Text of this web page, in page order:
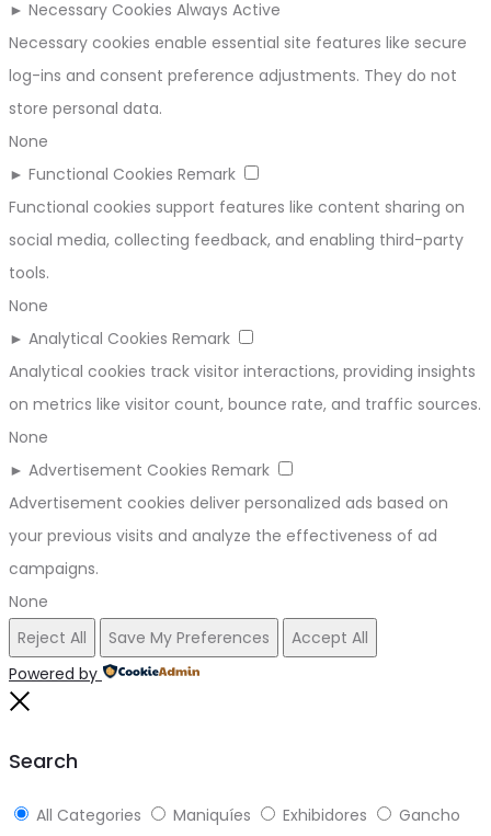
► Necessary Cookies Always Active
Necessary cookies enable essential site features like secure
log-ins and consent preference adjustments. They do not
store personal data.
None
► Functional Cookies Remark
Functional cookies support features like content sharing on
social media, collecting feedback, and enabling third-party
tools.
None
► Analytical Cookies Remark
Analytical cookies track visitor interactions, providing insights
on metrics like visitor count, bounce rate, and traffic sources.
None
► Advertisement Cookies Remark
Advertisement cookies deliver personalized ads based on
your previous visits and analyze the effectiveness of ad
campaigns.
None
Reject All
Save My Preferences
Accept All
Powered by
Search
All Categories Maniquíes Exhibidores
Gancho